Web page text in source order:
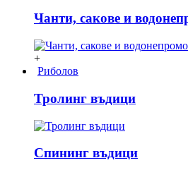
Чанти, сакове и
+
Риболов
Тролинг въдици
Спининг въдици